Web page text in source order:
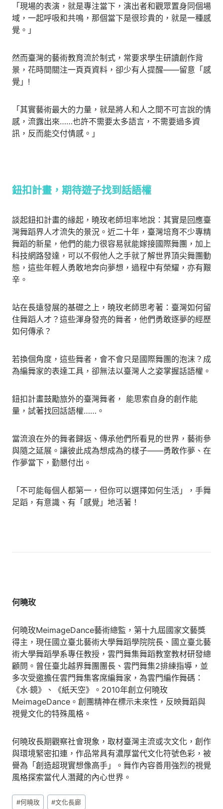
「現場的表演，就是專注當下，演出者和觀眾置身同個場
域，一起呼吸和共鳴，那個當下是很珍貴的，就是一種感
覺。」
然而臺灣的藝術教育流於制式，常要求學生研讀創作背
景，花時間關注一頁頁資料，卻少有人提醒——留意「感
覺」!
「其實藝術最大的力量，就是將人和人之間不可言說的情
感，流露出來……也許不需要太多語言，不需要過多資
訊，反而能交付情感。」
鈕扣計畫，期待遊子找到話語權
談起鈕扣計畫的緣起，曉玫老師坦率地說：其實是回應臺
灣舞蹈界人才流失的景況。近二十年，臺灣培育不少專精
舞蹈的新星，他們的能力很容易就能嫁接國際舞團，加上
科技網路發達，可以不假他人之手就了解世界頂尖舞團動
態，這些年輕人勇敢地奔向夢想，過程中有榮耀，亦有艱
辛。
站在長遠發展的基礎之上，曉玫老師思考著：臺灣如何留
住舞蹈人才？這些渾身發亮的舞者，他們勇敢逐夢的經歷
如何傳承？
若換個角度，這些舞者，會不會只是國際舞團的泡沫？成
為編舞家的表達工具，卻無法以臺灣人之姿掌握話語權。
鈕扣計畫鼓勵旅外的臺灣舞者， 能思索自身的創作能
量，試著找回話語權……。
當流浪在外的舞者歸返、傳承他們所看見的世界，藝術參
與隨之延展。讓彼此成為想成為的樣子——勇敢作夢、在
作夢當下，勤懇付出。
「不可能每個人都第一，但你可以選擇如何生活」，手舞
足蹈，有意識、有「感覺」地活著！
何曉玫
何曉玫MeimageDance藝術總監，第十九屆國家文藝獎
得主，現任國立臺北藝術大學舞蹈學院院長、國立臺北藝
術大學舞蹈學系專任教授，雲門舞集舞蹈教室教材研發總
顧問。曾任臺北越界舞團團長、雲門舞集2排練指導，並
多次受邀擔任雲門舞集客席編舞家，為雲門編作舞碼：
《水‧鏡》、《紙天空》。2010年創立何曉玫
MeimageDance。創團精神在標示未來性，反映舞蹈與
視覺文化的特殊風格。
何曉玫長期觀察社會現象，取材臺灣主流或次文化，創作
與環境緊密扣連，作品常具有濃厚當代文化符號色彩，被
譽為「創造超現實想像高手」。舞作內容善用強烈的視覺
風格探索當代人潛藏的內心世界。
Post
#何曉玫 #文化長廊